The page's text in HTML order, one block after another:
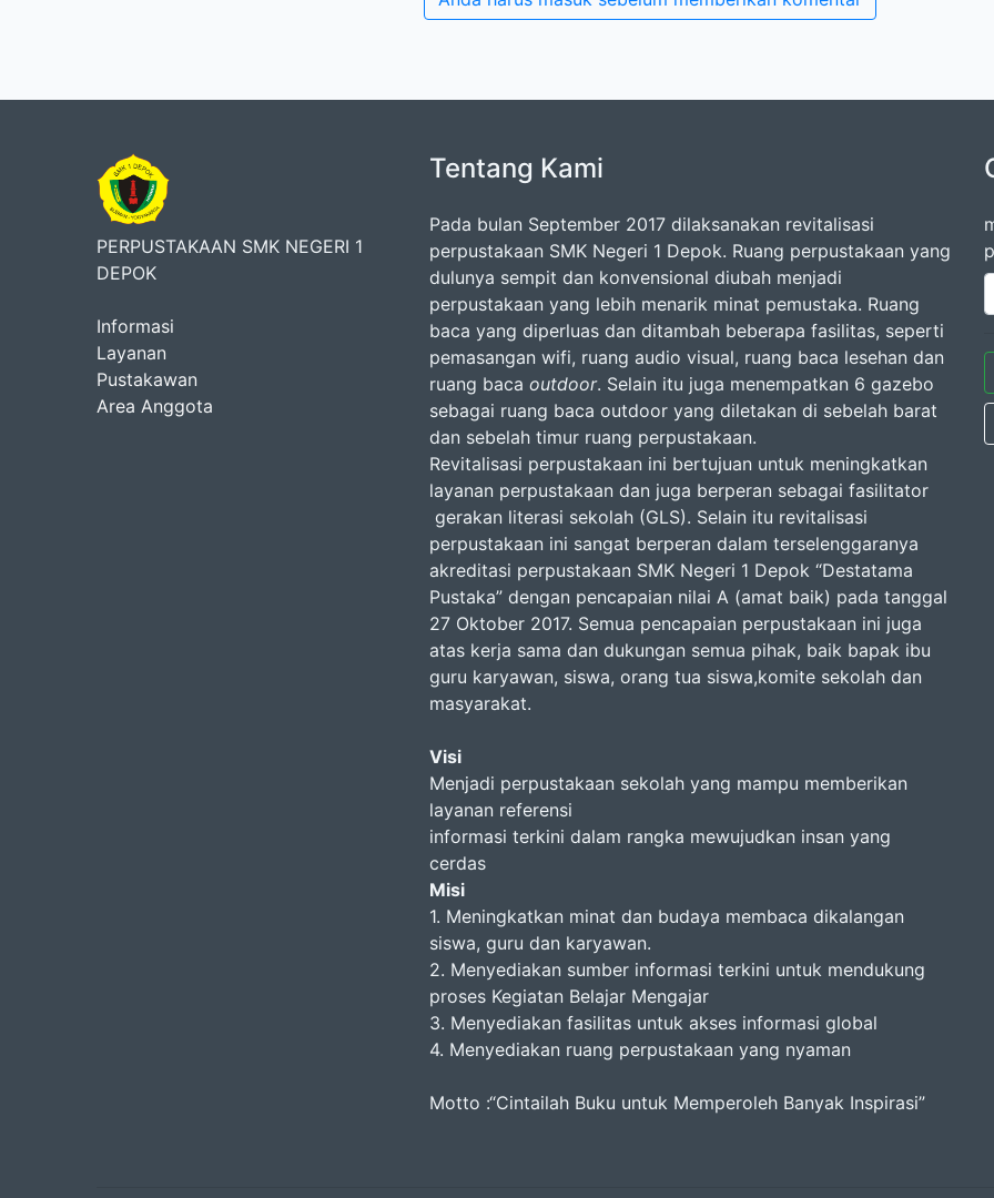
PERPUSTAKAAN SMK NEGERI 1
DEPOK
Informasi
Layanan
Pustakawan
Area Anggota
Tentang Kami
Pada bulan September 2017 dilaksanakan revitalisasi
perpustakaan SMK Negeri 1 Depok. Ruang perpustakaan yang
dulunya sempit dan konvensional diubah menjadi
perpustakaan yang lebih menarik minat pemustaka. Ruang
baca yang diperluas dan ditambah beberapa fasilitas, seperti
pemasangan wifi, ruang audio visual, ruang baca lesehan dan
ruang baca outdoor. Selain itu juga menempatkan 6 gazebo
sebagai ruang baca outdoor yang diletakan di sebelah barat
dan sebelah timur ruang perpustakaan.
Revitalisasi perpustakaan ini bertujuan untuk meningkatkan
layanan perpustakaan dan juga berperan sebagai fasilitator
gerakan literasi sekolah (GLS). Selain itu revitalisasi
perpustakaan ini sangat berperan dalam terselenggaranya
akreditasi perpustakaan SMK Negeri 1 Depok “Destatama
Pustaka” dengan pencapaian nilai A (amat baik) pada tanggal
27 Oktober 2017. Semua pencapaian perpustakaan ini juga
atas kerja sama dan dukungan semua pihak, baik bapak ibu
guru karyawan, siswa, orang tua siswa,komite sekolah dan
masyarakat.
Visi
Menjadi perpustakaan sekolah yang mampu memberikan
layanan referensi
informasi terkini dalam rangka mewujudkan insan yang
cerdas
Misi
1. Meningkatkan minat dan budaya membaca dikalangan
siswa, guru dan karyawan.
2. Menyediakan sumber informasi terkini untuk mendukung
proses Kegiatan Belajar Mengajar
3. Menyediakan fasilitas untuk akses informasi global
4. Menyediakan ruang perpustakaan yang nyaman
Motto :“Cintailah Buku untuk Memperoleh Banyak Inspirasi”